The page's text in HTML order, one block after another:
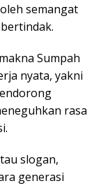
semangat
Sumpah
nyata, yakni
rasa
slogan,
generasi